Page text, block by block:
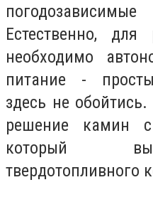
Естественно,
необходимо
питание -
здесь не
решение камин
который
твердотопливного